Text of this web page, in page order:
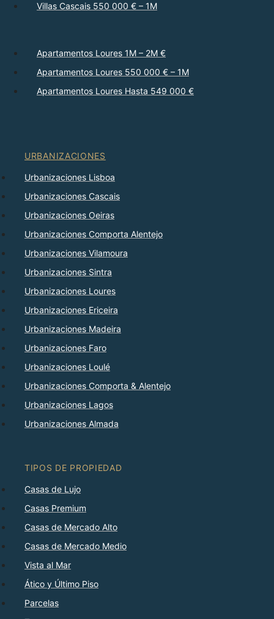
Villas Cascais 550 000 € – 1M
Apartamentos Loures 1M – 2M €
Apartamentos Loures 550 000 € – 1M
Apartamentos Loures Hasta 549 000 €
URBANIZACIONES
Urbanizaciones Lisboa
Urbanizaciones Cascais
Urbanizaciones Oeiras
Urbanizaciones Comporta Alentejo
Urbanizaciones Vilamoura
Urbanizaciones Sintra
Urbanizaciones Loures
Urbanizaciones Ericeira
Urbanizaciones Madeira
Urbanizaciones Faro
Urbanizaciones Loulé
Urbanizaciones Comporta & Alentejo
Urbanizaciones Lagos
Urbanizaciones Almada
TIPOS DE PROPIEDAD
Casas de Lujo
Casas Premium
Casas de Mercado Alto
Casas de Mercado Medio
Vista al Mar
Ático y Último Piso
Parcelas